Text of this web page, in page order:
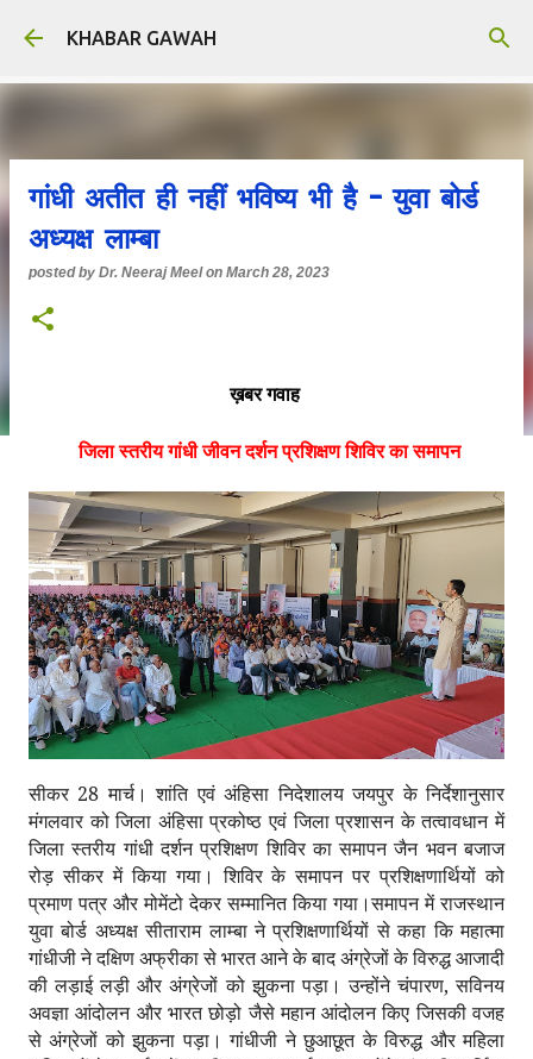
Skip to main content
KHABAR GAWAH
गांधी अतीत ही नहीं भविष्य भी है - युवा बोर्ड
अध्यक्ष लाम्बा
posted by Dr. Neeraj Meel on March 28, 2023
ख़बर गवाह
जिला स्तरीय गांधी जीवन दर्शन प्रशिक्षण शिविर का समापन
सीकर 28 मार्च। शांति एवं अंहिसा निदेशालय जयपुर के निर्देशानुसार
मंगलवार को जिला अंहिसा प्रकोष्ठ एवं जिला प्रशासन के तत्वावधान में
जिला स्तरीय गांधी दर्शन प्रशिक्षण शिविर का समापन जैन भवन बजाज
रोड़ सीकर में किया गया। शिविर के समापन पर प्रशिक्षणार्थियों को
प्रमाण पत्र और मोमेंटो देकर सम्मानित किया गया।समापन में राजस्थान
युवा बोर्ड अध्यक्ष सीताराम लाम्बा ने प्रशिक्षणार्थियों से कहा कि महात्मा
गांधीजी ने दक्षिण अफ्रीका से भारत आने के बाद अंग्रेजों के विरुद्ध आजादी
की लड़ाई लड़ी और अंग्रेजों को झुकना पड़ा। उन्होंने चंपारण, सविनय
अवज्ञा आंदोलन और भारत छोड़ो जैसे महान आंदोलन किए जिसकी वजह
से अंग्रेजों को झुकना पड़ा। गांधीजी ने छुआछूत के विरुद्ध और महिला